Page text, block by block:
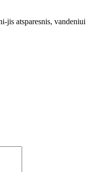
jis atsparesnis, vandeniui